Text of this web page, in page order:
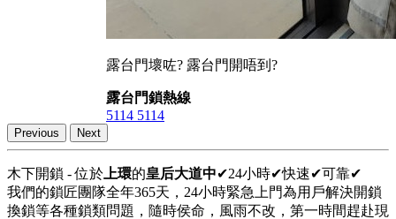
露台門壞咗? 露台門開唔到?
露台門鎖熱線
5114 5114
Previous Next
木下開鎖 - 位於 上環的皇后大道中✔24小時✔快速✔可靠✔
我們的鎖匠團隊全年365天，24小時緊急上門為用戶解決開鎖
換鎖等各種鎖類問題，隨時侯命，風雨不改，第一時間趕赴現